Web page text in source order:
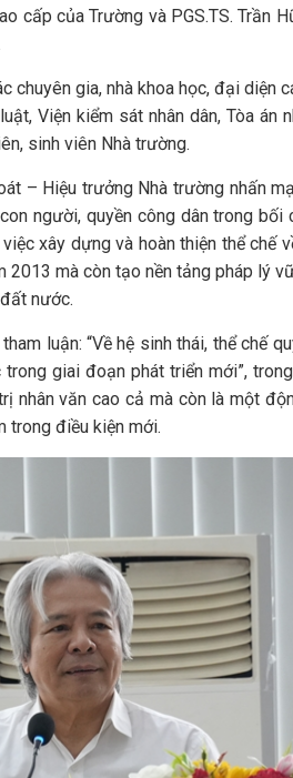
cấp của Trường và PGS.TS. Trần
gia, nhà khoa học, đại diện
Viện kiểm sát nhân dân, Tòa án
sinh viên Nhà trường.
– Hiệu trưởng Nhà trường nhấn
người, quyền công dân trong
xây dựng và hoàn thiện thể chế
2013 mà còn tạo nền tảng pháp lý
nước.
luận: “Về hệ sinh thái, thể chế
giai đoạn phát triển mới”,
nhân văn cao cả mà còn là một
trong điều kiện mới.